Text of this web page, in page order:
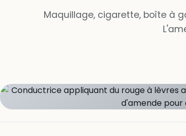
Maquillage, cigarette, boîte à